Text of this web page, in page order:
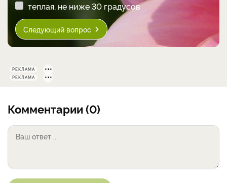
теплая, не ниже 30 градусов
Следующий вопрос
РЕКЛАМА
РЕКЛАМА
Комментарии (0)